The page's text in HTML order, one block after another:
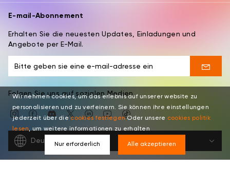
E-mail-Abonnement
Erhalten Sie die neuesten Updates, Einladungen und
Angebote per E-Mail.
Folgen Sie uns auf sozialen Medien
Deutsch
Wir nehmen cookies, um das erlebnis auf unserer website zu
personalisieren und zu verfeinern. Sie können ihre einstellungen
jederzeit über die cookies festlegenOder unsere cookies politik
lesen, um weitere informationen zu erhalten
Nur erforderlich Alle akzeptieren